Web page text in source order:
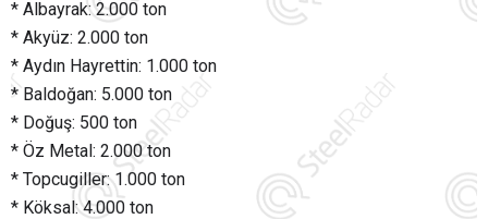
* Albayrak: 2.000 ton
* Akyüz: 2.000 ton
* Aydın Hayrettin: 1.000 ton
* Baldoğan: 5.000 ton
* Doğuş: 500 ton
* Öz Metal: 2.000 ton
* Topcugiller: 1.000 ton
* Köksal: 4.000 ton